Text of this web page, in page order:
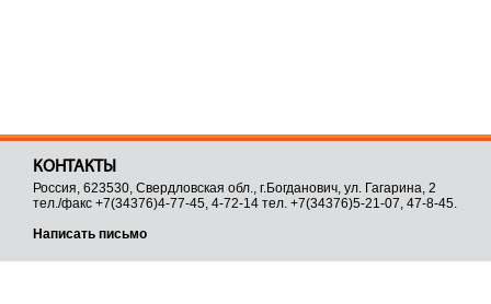
КОНТАКТЫ
Россия, 623530, Свердловская обл., г.Богданович, ул. Гагарина, 2
тел./факс +7(34376)4-77-45, 4-72-14 тел. +7(34376)5-21-07, 47-8-45.
Написать письмо